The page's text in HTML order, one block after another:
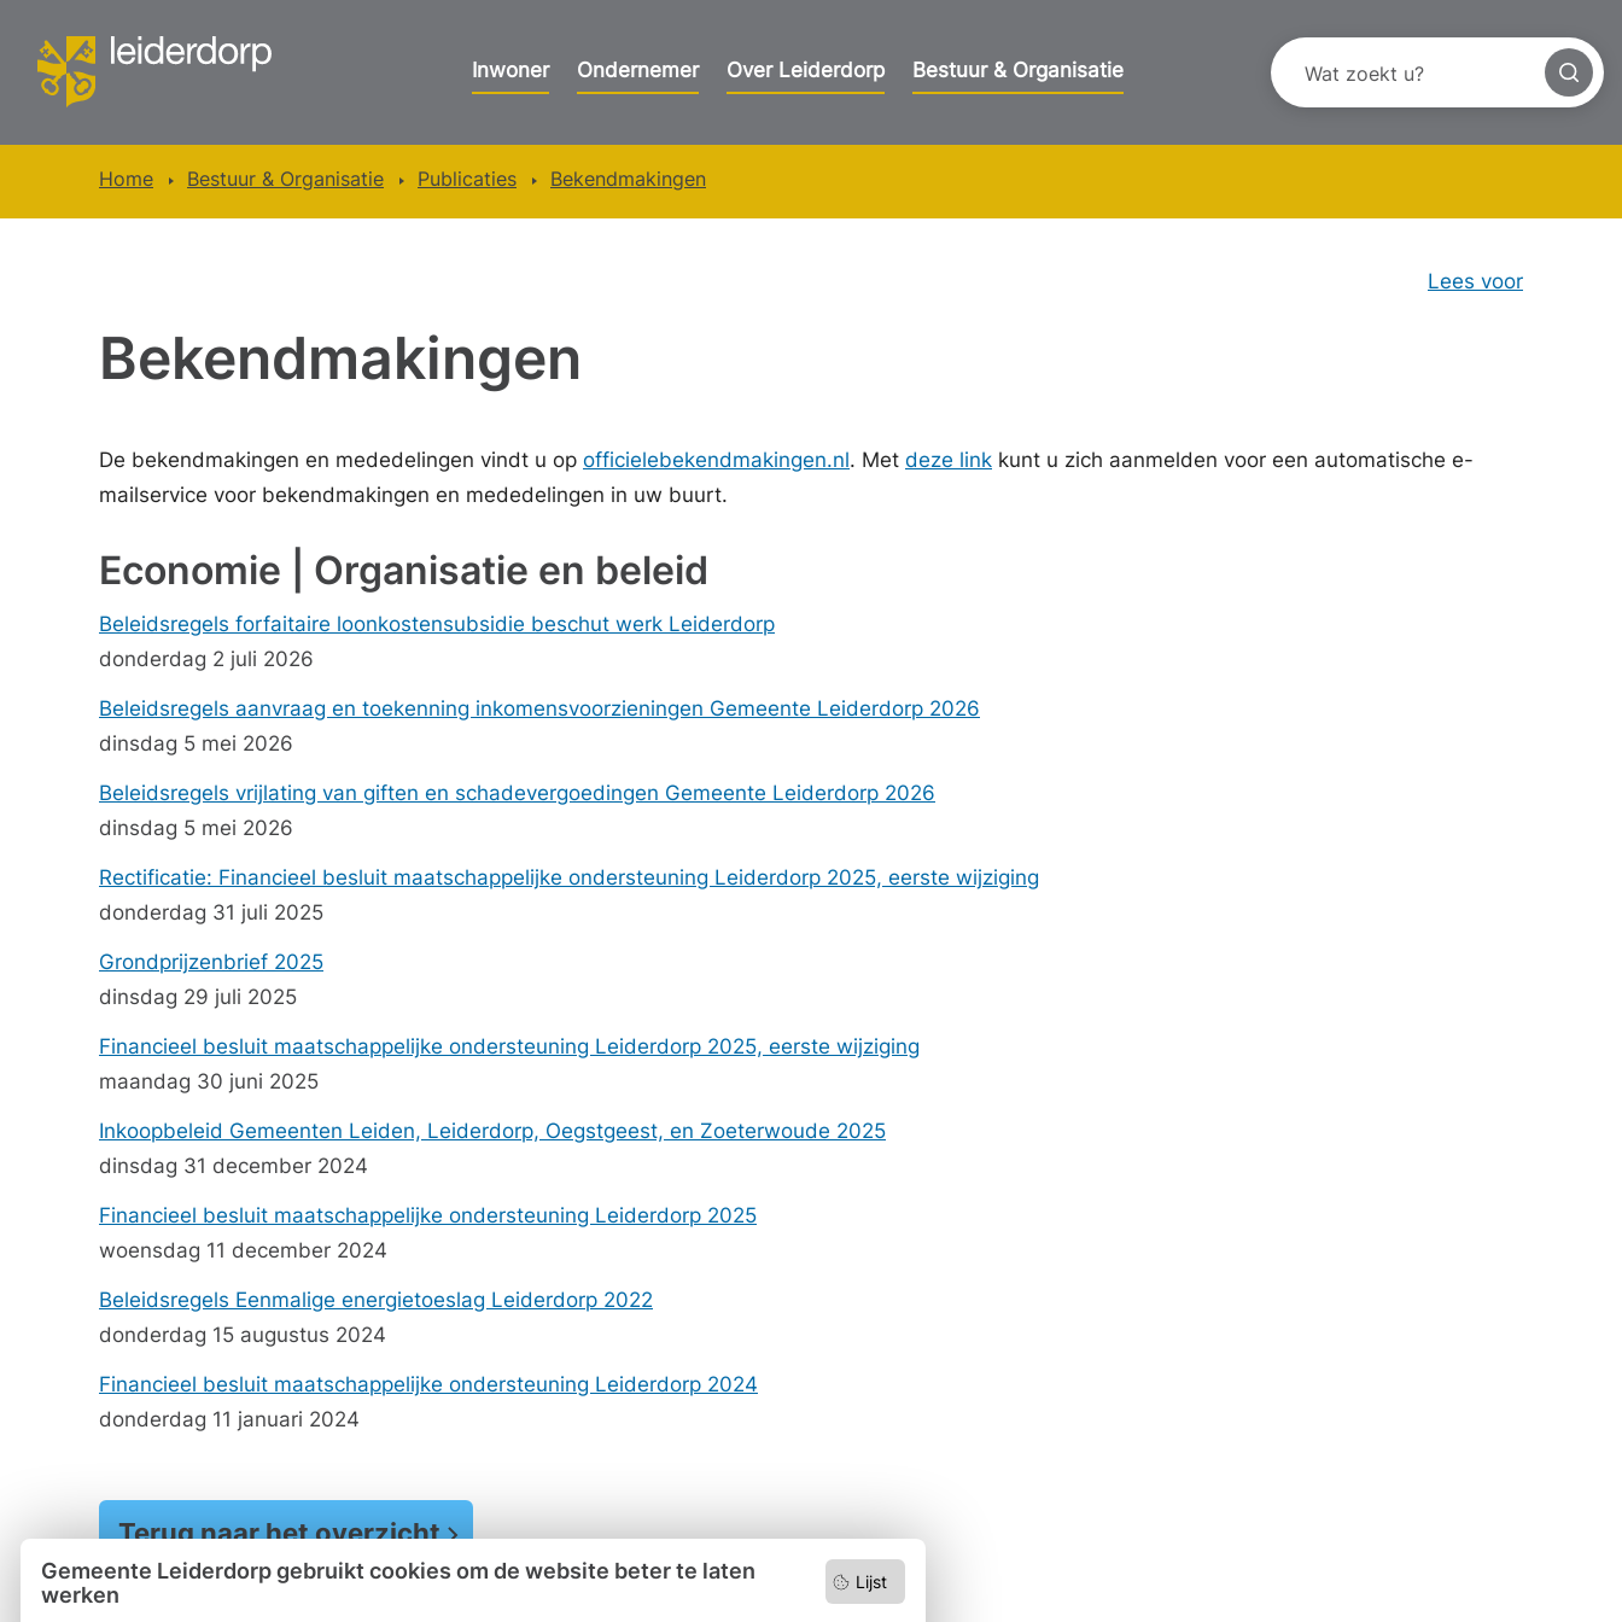
Lijst
Gemeente Leiderdorp gebruikt cookies om de website beter te laten
werken
Inwoner Ondernemer Over Leiderdorp Bestuur & Organisatie
Home Bestuur & Organisatie Publicaties Bekendmakingen
Lees voor
Bekendmakingen
De bekendmakingen en mededelingen vindt u op officielebekendmakingen.nl. Met deze link kunt u zich aanmelden voor een automatische e-
mailservice voor bekendmakingen en mededelingen in uw buurt.
Economie | Organisatie en beleid
Beleidsregels forfaitaire loonkostensubsidie beschut werk Leiderdorp
donderdag 2 juli 2026
Beleidsregels aanvraag en toekenning inkomensvoorzieningen Gemeente Leiderdorp 2026
dinsdag 5 mei 2026
Beleidsregels vrijlating van giften en schadevergoedingen Gemeente Leiderdorp 2026
dinsdag 5 mei 2026
Rectificatie: Financieel besluit maatschappelijke ondersteuning Leiderdorp 2025, eerste wijziging
donderdag 31 juli 2025
Grondprijzenbrief 2025
dinsdag 29 juli 2025
Financieel besluit maatschappelijke ondersteuning Leiderdorp 2025, eerste wijziging
maandag 30 juni 2025
Inkoopbeleid Gemeenten Leiden, Leiderdorp, Oegstgeest, en Zoeterwoude 2025
dinsdag 31 december 2024
Financieel besluit maatschappelijke ondersteuning Leiderdorp 2025
woensdag 11 december 2024
Beleidsregels Eenmalige energietoeslag Leiderdorp 2022
donderdag 15 augustus 2024
Financieel besluit maatschappelijke ondersteuning Leiderdorp 2024
donderdag 11 januari 2024
Terug naar het overzicht